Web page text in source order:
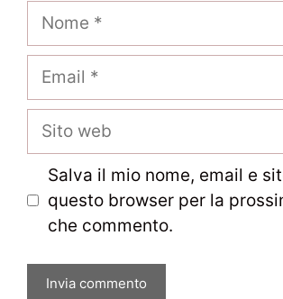
Nome
Email
Sito
Salva il mio nome, email e
questo browser per la
che commento.